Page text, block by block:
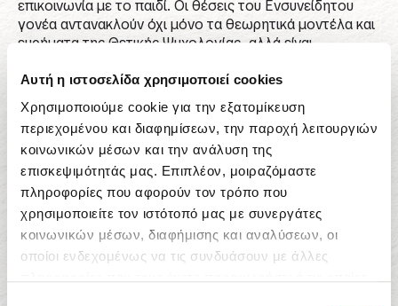
Αυτή η ιστοσελίδα χρησιμοποιεί cookies
Χρησιμοποιούμε cookie για την εξατομίκευση
περιεχομένου και διαφημίσεων, την παροχή λειτουργιών
κοινωνικών μέσων και την ανάλυση της
επισκεψιμότητάς μας. Επιπλέον, μοιραζόμαστε
πληροφορίες που αφορούν τον τρόπο που
χρησιμοποιείτε τον ιστότοπό μας με συνεργάτες
κοινωνικών μέσων, διαφήμισης και αναλύσεων, οι
οποίοι ενδεχομένως να τις συνδυάσουν με άλλες
επικοινωνία με το παιδί. Οι θέσεις του Ενσυνείδητου
γονέα αντανακλούν όχι μόνο τα θεωρητικά μοντέλα και
ευρήματα της Θετικής Ψυχολογίας, αλλά είναι
σύγχρονα μοντέλα μάθησης, τα οποία περιλαμβάνουν
τη δημιουργία ενός πλαισίου αποδοχής που θα
αναδείξει τα μοναδικά και θαυμαστά χαρακτηριστικά
κάθε παιδιού.
#Βιβλία Γονεϊκότητας #Παιδικά Βιβλία